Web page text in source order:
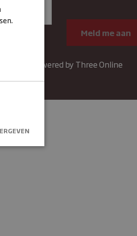
Powered by Three Online